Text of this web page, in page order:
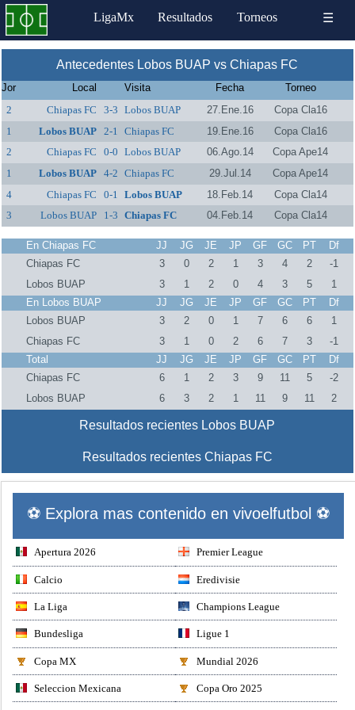
LigaMx Resultados Torneos ☰
Antecedentes Lobos BUAP vs Chiapas FC
Jor Local Visita Fecha
Torneo
2
Chiapas FC 3-3 Lobos BUAP 27.Ene.16
Copa Cla16
1
Lobos BUAP 2-1 Chiapas FC 19.Ene.16
Copa Cla16
2
Chiapas FC 0-0 Lobos BUAP 06.Ago.14
Copa Ape14
1
Lobos BUAP 4-2 Chiapas FC 29.Jul.14
Copa Ape14
4
Chiapas FC 0-1 Lobos BUAP 18.Feb.14
Copa Cla14
3
Lobos BUAP 1-3 Chiapas FC 04.Feb.14 Copa Cla14
En Chiapas FC JJ JG JE JP GF GC PT
Df
Chiapas FC
3 0 2 1 3 4 2
-1
Lobos BUAP
3 1 2 0 4 3 5
1
En Lobos BUAP
JJ JG JE JP GF GC PT
Df
Lobos BUAP
3 2 0 1 7 6 6
1
Chiapas FC
3 1 0 2 6 7 3
-1
Total
JJ JG JE JP GF GC PT
Df
Chiapas FC
6 1 2 3 9 11 5
-2
Lobos BUAP
6 3 2 1 11 9 11 2
Resultados recientes Lobos BUAP
Resultados recientes Chiapas FC
⚽ Explora mas contenido en vivoelfutbol ⚽
Apertura 2026 Premier League
Calcio Eredivisie
La Liga Champions League
Bundesliga Ligue 1
Copa MX Mundial 2026
Seleccion Mexicana Copa Oro 2025